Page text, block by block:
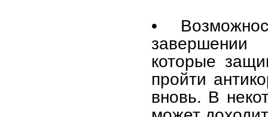
•
завершении
которые
пройти
вновь. В